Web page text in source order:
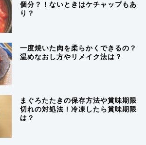
個分？！ないときはケチャップもあ
り？
一度焼いた肉を柔らかくできるの？
温めなおし方やリメイク法は？
まぐろたたきの保存方法や賞味期限
切れの対処法！冷凍したら賞味期限
は？